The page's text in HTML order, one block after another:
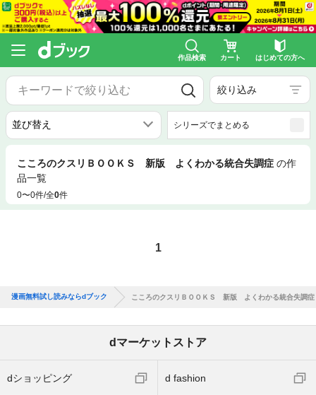
作品検索 カート はじめての方へ
絞り込み
シリーズでまとめる
こころのクスリＢＯＯＫＳ 新版 よくわかる統合失調症 の作
品一覧
0〜0件/全0件
1
漫画無料試し読みならdブック こころのクスリＢＯＯＫＳ 新版 よくわかる統合失調症
dマーケットストア
dショッピング d fashion